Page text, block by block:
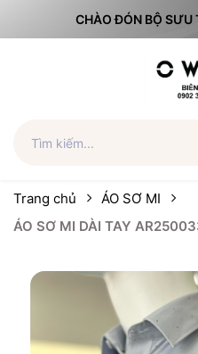
CHÀO ĐÓN BỘ
Trang chủ
ÁO SƠ MI
ÁO SƠ MI DÀI TAY